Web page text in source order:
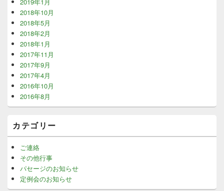
2018年10月
2018年5月
2018年2月
2018年1月
2017年11月
2017年9月
2017年4月
2016年10月
2016年8月
カテゴリー
ご連絡
その他行事
パセージのお知らせ
定例会のお知らせ